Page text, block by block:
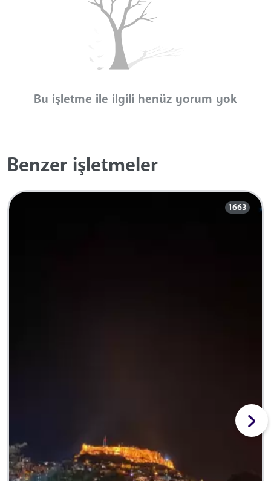
Bu işletme ile ilgili henüz yorum yok
Benzer işletmeler
1663